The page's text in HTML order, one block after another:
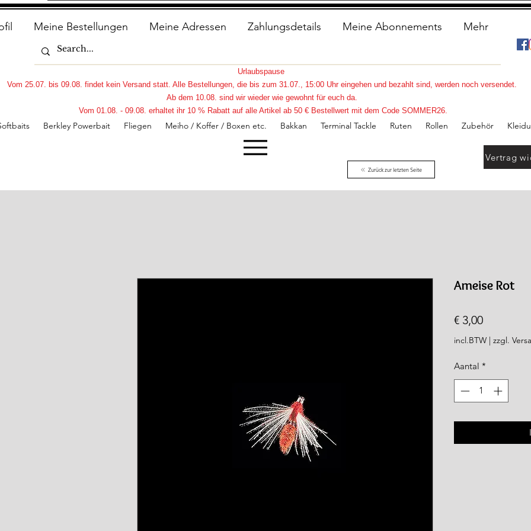
www.angel-area.com
Meine Bestellungen Meine Adressen Zahlungsdetails Meine Abonnements Mehr
Berkley Powerbait Fliegen Meiho / Koffer / Boxen etc. Bakkan Terminal Tackle Ruten Rollen Zubehör
Urlaubspause
Vom 25.07. bis 09.08. findet kein Versand statt. Alle Bestellungen, die bis zum 31.07., 15:00 Uhr eingehen und bezahlt sind, werden noch versendet.
Ab dem 10.08. sind wir wieder wie gewohnt für euch da.
Vom 01.08. - 09.08. erhaltet ihr 10 % Rabatt auf alle Artikel ab 50 € Bestellwert mit dem Code SOMMER26.
Vertrag
Zurück zur letzten Seite
Ameise Rot
€ 3,00Prijs
incl.BTW | zzgl.
Aantal *